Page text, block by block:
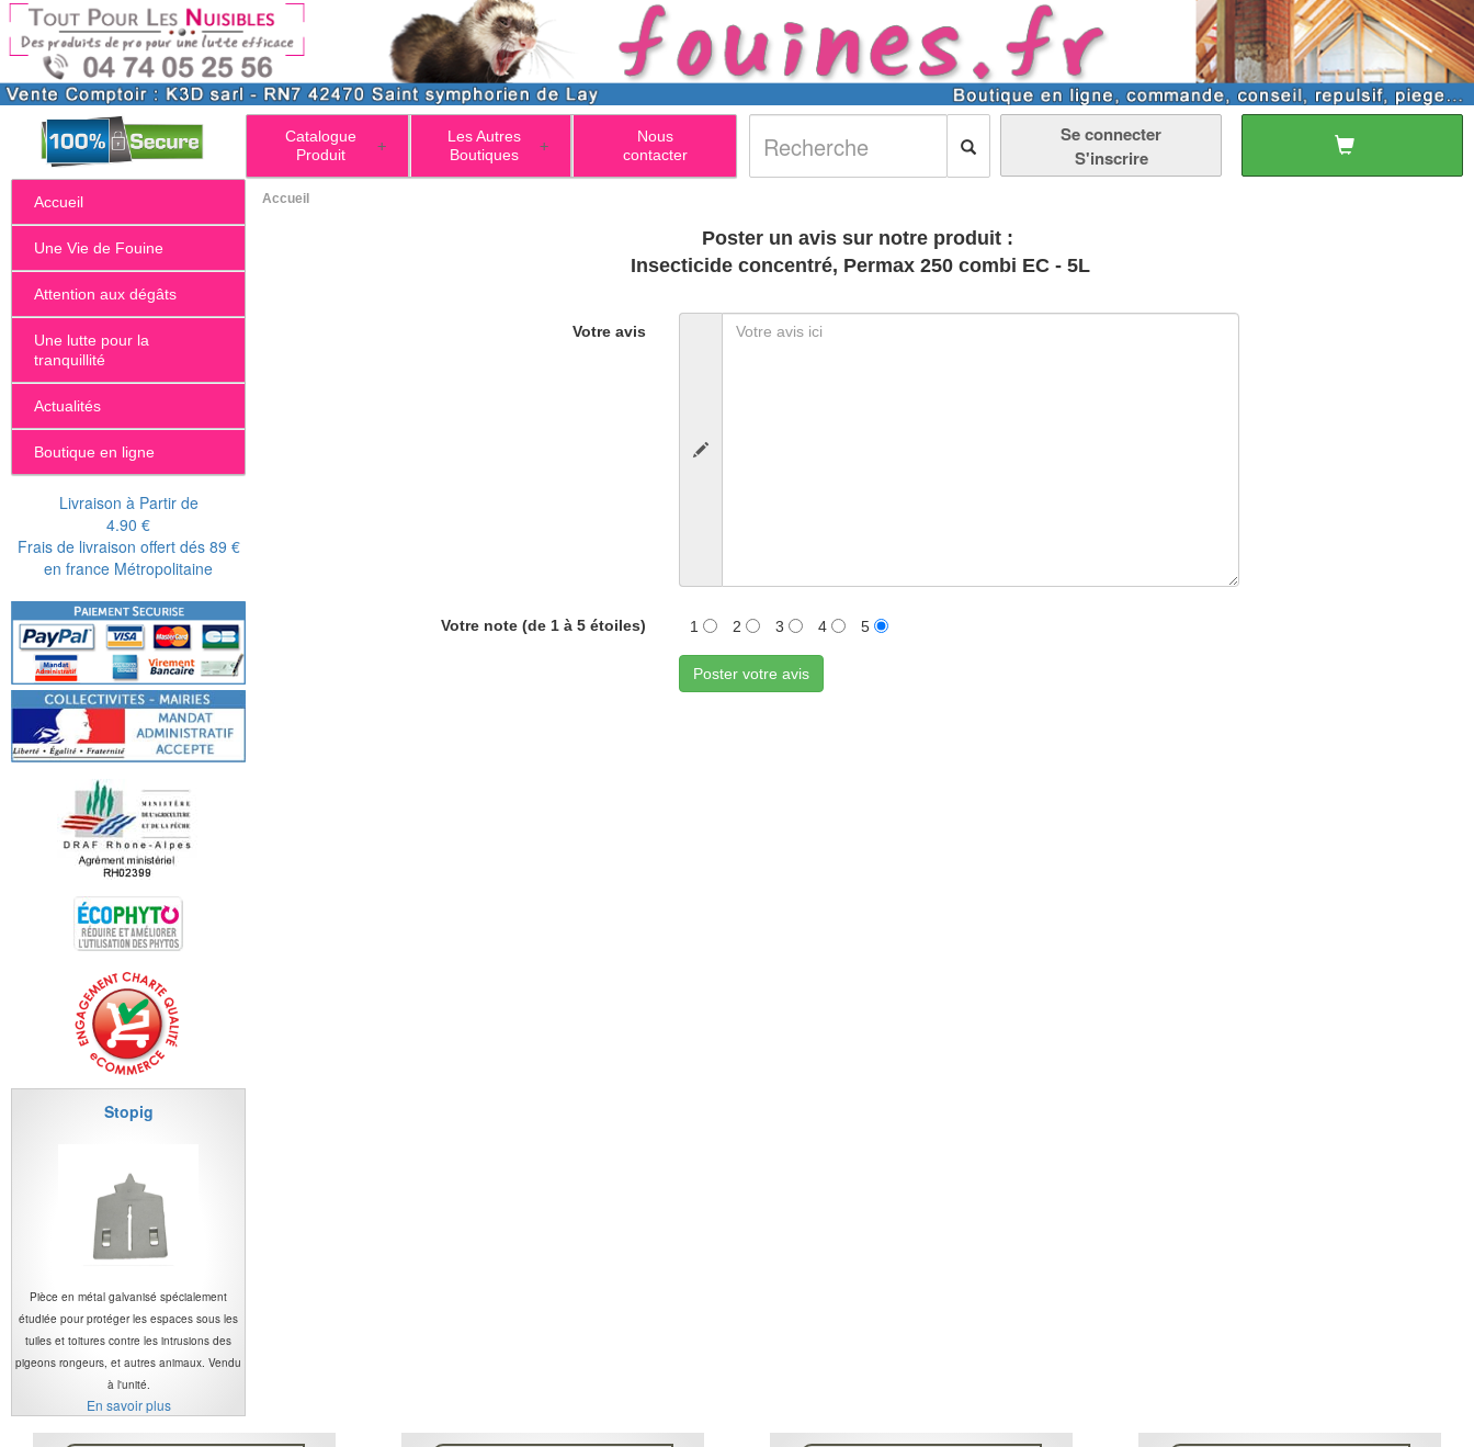
+
Catalogue
Produit
+
Les Autres
Boutiques
Nous
contacter
Se connecter
S'inscrire
Accueil
Une Vie de Fouine
Attention aux dégâts
Une lutte pour la
tranquillité
Actualités
Boutique en ligne
Livraison à Partir de
4.90 €
Frais de livraison offert dés 89 €
en france Métropolitaine
Stopig
Pièce en métal galvanisé spécialement
étudiée pour protéger les espaces sous les
tuiles et toitures contre les intrusions des
pigeons rongeurs, et autres animaux. Vendu
à l'unité.
En savoir plus
Accueil
Poster un avis sur notre produit :
Insecticide concentré, Permax 250 combi EC - 5L
Votre avis
Votre note (de 1 à 5 étoiles) 1 2 3 4 5
Poster votre avis